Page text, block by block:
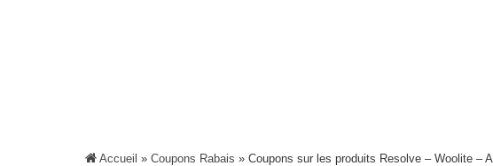
Accueil » Coupons Rabais » Coupons sur les produits Resolve – Woolite –